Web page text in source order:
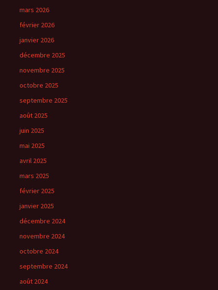
mars 2026
février 2026
janvier 2026
décembre 2025
novembre 2025
octobre 2025
septembre 2025
août 2025
juin 2025
mai 2025
avril 2025
mars 2025
février 2025
janvier 2025
décembre 2024
novembre 2024
octobre 2024
septembre 2024
août 2024